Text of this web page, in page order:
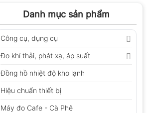
Danh mục sản phẩm
Công cụ, dụng cụ
Đo khí thải, phát xạ, áp suất
Đồng hồ nhiệt độ kho lạnh
Hiệu chuẩn thiết bị
Máy đo Cafe - Cà Phê